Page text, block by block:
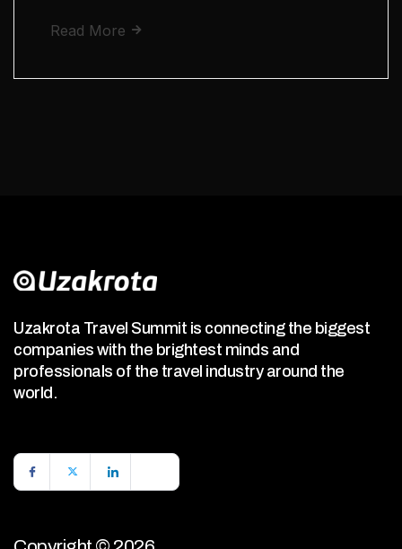
Read More
Uzakrota Travel Summit is connecting the biggest
companies with the brightest minds and
professionals of the travel industry around the
world.